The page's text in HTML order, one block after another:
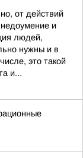
от действий
и
людей,
нужны и в
это такой
и...